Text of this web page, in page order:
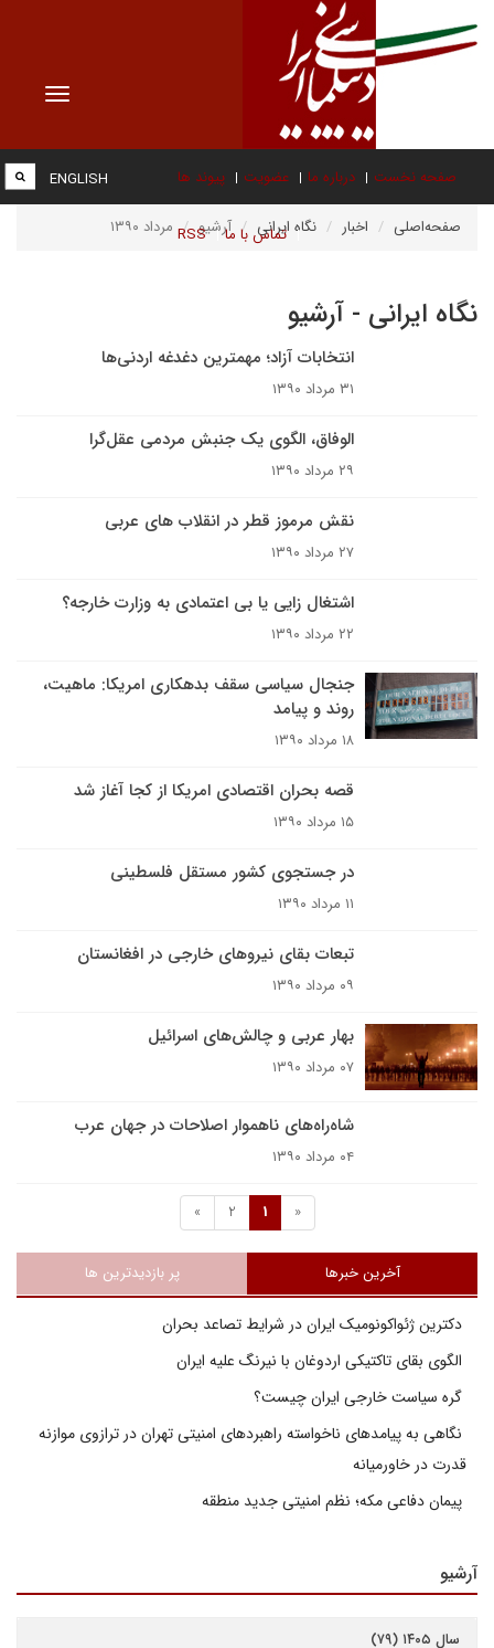
Toggle
صفحه نخست درباره ما عضویت پیوند ها
تماس با ما RSS
ENGLISH
صفحه‌اصلی اخبار نگاه ایرانی آرشیو مرداد ۱۳۹۰
نگاه ایرانی - آرشیو
انتخابات آزاد؛ مهمترین دغدغه اردنی‌ها
۳۱ مرداد ۱۳۹۰
الوفاق، الگوی یک جنبش مردمی‌ عقل‌گرا
۲۹ مرداد ۱۳۹۰
نقش مرموز قطر در انقلاب های عربی
۲۷ مرداد ۱۳۹۰
اشتغال زایی یا بی اعتمادی به وزارت خارجه؟‌
۲۲ مرداد ۱۳۹۰
جنجال سیاسی سقف بدهکاری امریکا: ماهیت،
روند و پیامد
۱۸ مرداد ۱۳۹۰
قصه بحران اقتصادی امریکا از کجا آغاز شد
۱۵ مرداد ۱۳۹۰
در جستجوی کشور مستقل فلسطینی
۱۱ مرداد ۱۳۹۰
تبعات بقای نیروهای خارجی در افغانستان
۰۹ مرداد ۱۳۹۰
بهار عربی و چالش‌های اسرائیل
۰۷ مرداد ۱۳۹۰
شاه‌راه‌های ناهموار اصلاحات در جهان عرب
۰۴ مرداد ۱۳۹۰
«
1
2
»
آخرین خبرها پر بازدیدترین ها
دکترین ژئواکونومیک ایران در شرایط تصاعد بحران
الگوی بقای تاکتیکی اردوغان با نیرنگ علیه ایران
گره سیاست خارجی ایران چیست؟
نگاهی به پیامدهای ناخواسته راهبردهای امنیتی تهران در ترازوی موازنه
قدرت در خاورمیانه
پیمان دفاعی مکه؛ نظم امنیتی جدید منطقه
آرشیو
سال ۱۴۰۵ (۷۹)